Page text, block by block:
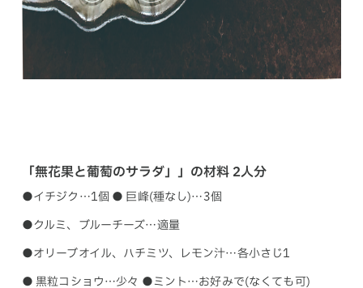
「無花果と葡萄のサラダ」」の材料 2人分
●イチジク…1個 ● 巨峰(種なし)…3個
●クルミ、ブルーチーズ…適量
●オリーブオイル、ハチミツ、レモン汁…各小さじ1
● 黒粒コショウ…少々 ●ミント…お好みで(なくても可)